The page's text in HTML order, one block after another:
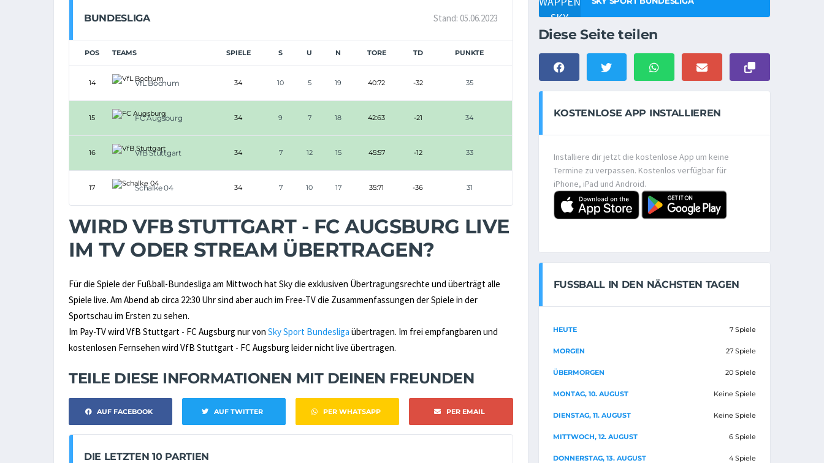
BUNDESLIGA Stand: 05.06.2023
POS TEAMS SPIELE S U N TORE TD PUNKTE
14 VfL Bochum 34 10 5 19 40:72 -32 35
15 FC Augsburg 34 9 7 18 42:63 -21 34
16 VfB Stuttgart 34 7 12 15 45:57 -12 33
17 Schalke 04 34 7 10 17 35:71 -36 31
WIRD VFB STUTTGART - FC AUGSBURG LIVE
IM TV ODER STREAM ÜBERTRAGEN?
Für die Spiele der Fußball-Bundesliga am Mittwoch hat Sky die exklusiven Übertragungsrechte und überträgt alle
Spiele live. Am Abend ab circa 22:30 Uhr sind aber auch im Free-TV die Zusammenfassungen der Spiele in der
Sportschau im Ersten zu sehen.
Im Pay-TV wird VfB Stuttgart - FC Augsburg nur von Sky Sport Bundesliga übertragen. Im frei empfangbaren und
kostenlosen Fernsehen wird VfB Stuttgart - FC Augsburg leider nicht live übertragen.
TEILE DIESE INFORMATIONEN MIT DEINEN FREUNDEN
AUF FACEBOOK AUF TWITTER PER WHATSAPP PER EMAIL
DIE LETZTEN 10 PARTIEN
Diese Seite teilen
KOSTENLOSE APP INSTALLIEREN
Installiere dir jetzt die kostenlose App um keine
Termine zu verpassen. Kostenlos verfügbar für
iPhone, iPad und Android.
FUSSBALL IN DEN NÄCHSTEN TAGEN
HEUTE 7 Spiele
MORGEN 27 Spiele
ÜBERMORGEN 20 Spiele
MONTAG, 10. AUGUST Keine Spiele
DIENSTAG, 11. AUGUST Keine Spiele
MITTWOCH, 12. AUGUST 6 Spiele
DONNERSTAG, 13. AUGUST 4 Spiele